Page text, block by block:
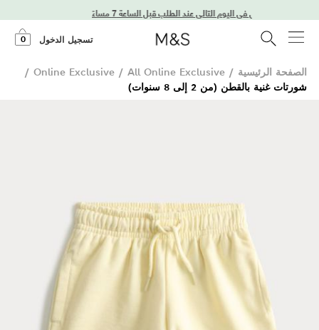
توصيل في اليوم التالي عند الطلب قبل الساعة 7 مساءً
تسجيل الدخول 0
الصفحة الرئيسية /
Online Exclusive / All Online Exclusive
/
شورتات غنية بالقطن (من 2 إلى 8 سنوات)